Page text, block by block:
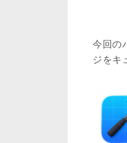
今回の
ジをキ